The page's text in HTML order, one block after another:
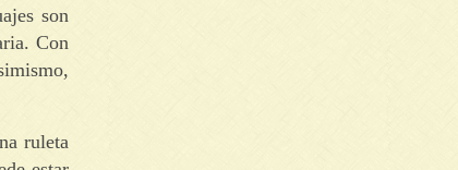
son
Con
ruleta